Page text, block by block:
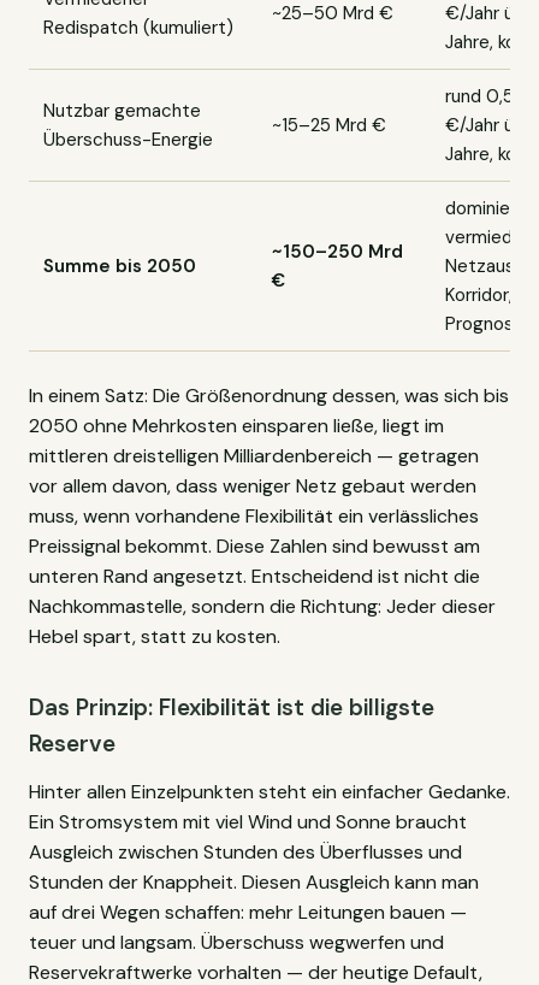
Redispatch (kumuliert)
~25–50 Mrd €
€/Jahr
Jahre,
Nutzbar gemachte
Überschuss-Energie
~15–25 Mrd €
rund 0,5–1
€/Jahr
Jahre,
Summe bis 2050
~150–250 Mrd
€
dominiert
Korridor,
Prognose
In einem Satz: Die Größenordnung dessen, was sich bis
2050 ohne Mehrkosten einsparen ließe, liegt im
mittleren dreistelligen Milliardenbereich — getragen
vor allem davon, dass weniger Netz gebaut werden
muss, wenn vorhandene Flexibilität ein verlässliches
Preissignal bekommt. Diese Zahlen sind bewusst am
unteren Rand angesetzt. Entscheidend ist nicht die
Nachkommastelle, sondern die Richtung: Jeder dieser
Hebel spart, statt zu kosten.
Das Prinzip: Flexibilität ist die billigste
Reserve
Hinter allen Einzelpunkten steht ein einfacher Gedanke.
Ein Stromsystem mit viel Wind und Sonne braucht
Ausgleich zwischen Stunden des Überflusses und
Stunden der Knappheit. Diesen Ausgleich kann man
auf drei Wegen schaffen: mehr Leitungen bauen —
teuer und langsam. Überschuss wegwerfen und
Reservekraftwerke vorhalten — der heutige Default,